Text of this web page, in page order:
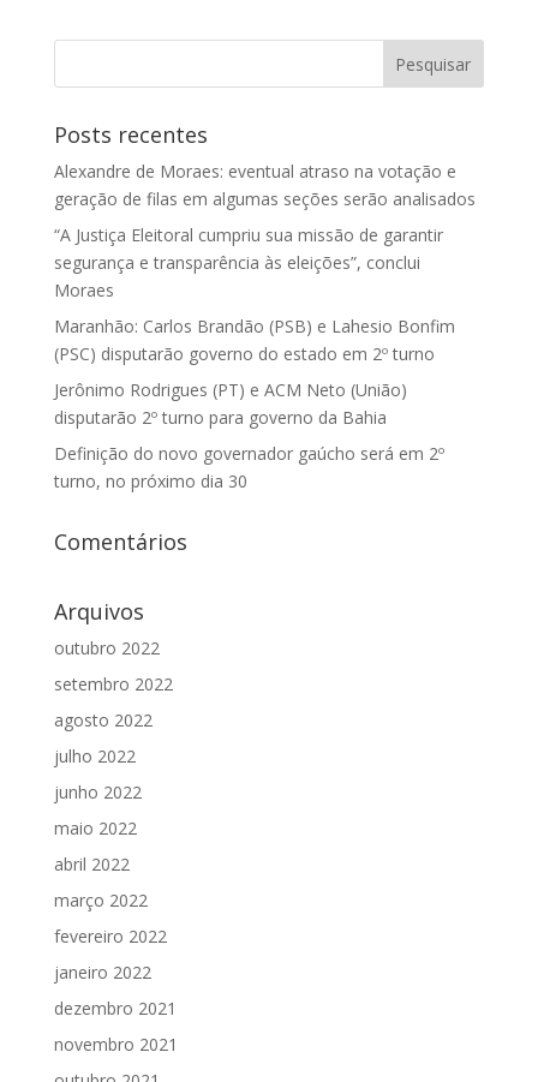
Posts recentes
Alexandre de Moraes: eventual atraso na votação e
geração de filas em algumas seções serão analisados
“A Justiça Eleitoral cumpriu sua missão de garantir
segurança e transparência às eleições”, conclui
Moraes
Maranhão: Carlos Brandão (PSB) e Lahesio Bonfim
(PSC) disputarão governo do estado em 2º turno
Jerônimo Rodrigues (PT) e ACM Neto (União)
disputarão 2º turno para governo da Bahia
Definição do novo governador gaúcho será em 2º
turno, no próximo dia 30
Comentários
Arquivos
outubro 2022
setembro 2022
agosto 2022
julho 2022
junho 2022
maio 2022
abril 2022
março 2022
fevereiro 2022
janeiro 2022
dezembro 2021
novembro 2021